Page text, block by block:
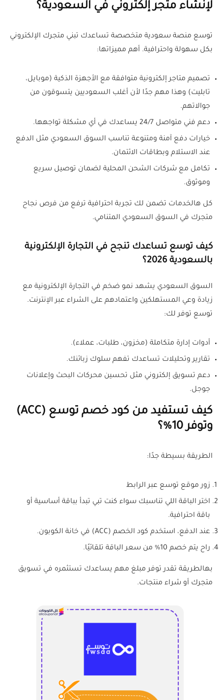
لإنشاء متجر إلكتروني في السعودية؟
توسع منصة سعودية متخصصة تساعدك تبني متجرك الإلكتروني
بكل سهولة واحترافية. أهم مميزاتها:
تصميم متاجر إلكترونية متوافقة مع الأجهزة الذكية (موبايل،
تابليت) وهذا مهم جدًا لأن أغلب السعوديين يتسوقون من
جوالاتهم.
دعم فني متواصل 24/7 يساعدك في أي مشكلة تواجهها.
خيارات دفع آمنة ومتنوعة تناسب السوق السعودي مثل الدفع
عند الاستلام وبطاقات الائتمان.
تكامل مع شركات الشحن المحلية لضمان توصيل سريع
وموثوق.
كل هالخدمات تضمن لك تجربة احترافية ترفع من فرص نجاح
متجرك في السوق السعودي المتنامي.
كيف توسع تساعدك تنجح في التجارة الإلكترونية
بالسعودية 2026؟
السوق السعودي يشهد نمو ضخم في التجارة الإلكترونية مع
زيادة وعي المستهلكين واعتمادهم على الشراء عبر الإنترنت.
توسع توفر لك:
أدوات إدارة متكاملة (مخزون، طلبات، عملاء).
تقارير وتحليلات تساعدك تفهم سلوك زبائنك.
دعم تسويق إلكتروني مثل تحسين محركات البحث وإعلانات
جوجل.
كيف تستفيد من كود خصم توسع (ACC)
وتوفر 10%؟
الطريقة بسيطة جدًا:
زور موقع توسع عبر الرابط
اختر الباقة اللي تناسبك سواء كنت تبي تبدأ بباقة أساسية أو
باقة احترافية.
عند الدفع، استخدم كود الخصم (ACC) في خانة الكوبون.
راح يتم خصم 10% من سعر الباقة تلقائيًا.
بهالطريقة تقدر توفر مبلغ مهم يساعدك تستثمره في تسويق
متجرك أو شراء منتجات.